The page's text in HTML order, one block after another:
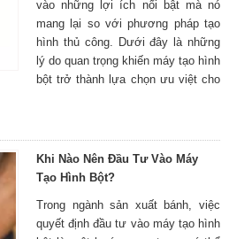
vào những lợi ích nổi bật mà nó
mang lại so với phương pháp tạo
hình thủ công. Dưới đây là những
lý do quan trọng khiến máy tạo hình
bột trở thành lựa chọn ưu việt cho
Khi Nào Nên Đầu Tư Vào Máy
Tạo Hình Bột?
Trong ngành sản xuất bánh, việc
quyết định đầu tư vào máy tạo hình